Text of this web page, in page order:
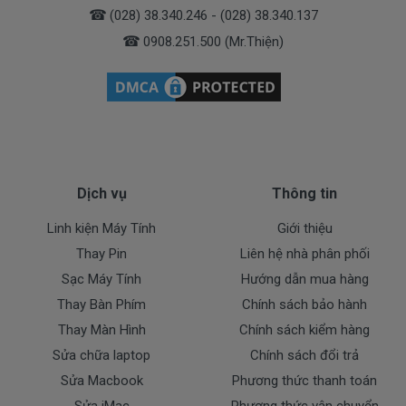
Doctorlaptop cam kết chỉ nhập pin chất lượng
* Chúng tôi luôn đặt chất lượng lên hàng đầu
- Pin chất lượng cao hoàn hảo nhất.
- Cam kết được đổi trả khi quí khách không hài lòng.
Dịch Vụ Cho Pin Dell
+ Giao pin tận nhà trong nội thành TP.HCM ( Free
Ship )
+ Hỗ trợ 50% chi phí vận chuyển đối với khách ở các
tỉnh ngoài tphcm.
Thanh toán cho pin dell
☎ (028) 38.340.246 - (028) 38.340.137
☎ 0908.251.500 (Mr.Thiện)
Dịch vụ
Linh kiện Máy Tính
Thay Pin
Sạc Máy Tính
Thay Bàn Phím
Thay Màn Hình
Sửa chữa laptop
Sửa Macbook
Thông tin
Giới thiệu
Liên hệ nhà phân phối
Hướng dẫn mua hàng
Chính sách bảo hành
Chính sách kiểm hàng
Chính sách đổi trả
Phương thức thanh toán